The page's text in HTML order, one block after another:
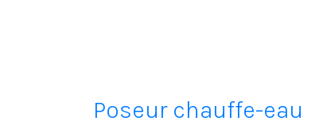
Poseur chauffe-eau